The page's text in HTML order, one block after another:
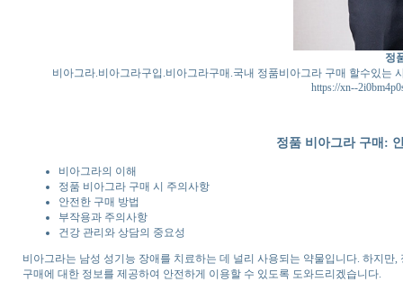
정
비아그라.비아그라구입.비아그라구매.국내 정품비아그라 구매 할수있는
https://xn--
정품 비아그라 구매:
비아그라의 이해
정품 비아그라 구매 시 주의사항
안전한 구매 방법
부작용과 주의사항
건강 관리와 상담의 중요성
비아그라는 남성 성기능 장애를 치료하는 데 널리 사용되는 약물입니다. 하지
구매에 대한 정보를 제공하여 안전하게 이용할 수 있도록 도와드리겠습니다.